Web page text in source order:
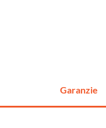
Garanzie